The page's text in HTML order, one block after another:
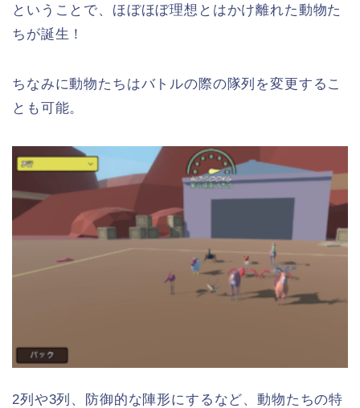
ということで、ほぼほぼ理想とはかけ離れた動物た
ちが誕生！
ちなみに動物たちはバトルの際の隊列を変更するこ
とも可能。
2列や3列、防御的な陣形にするなど、動物たちの特